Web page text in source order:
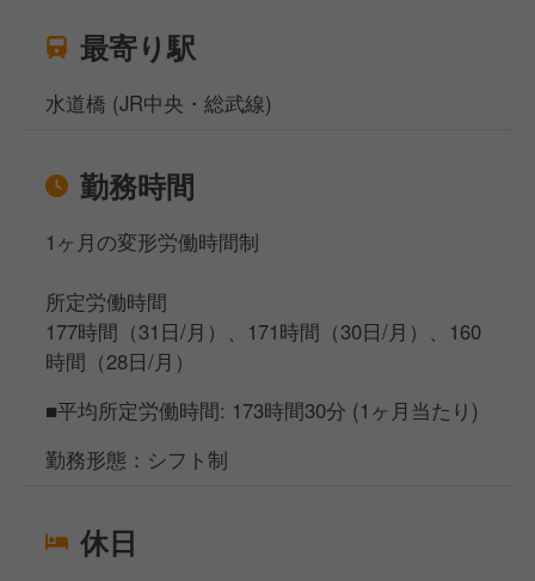
最寄り駅
水道橋 (JR中央・総武線)
勤務時間
1ヶ月の変形労働時間制
所定労働時間
177時間（31日/月）、171時間（30日/月）、160
時間（28日/月）
■平均所定労働時間: 173時間30分 (1ヶ月当たり)
勤務形態：シフト制
休日